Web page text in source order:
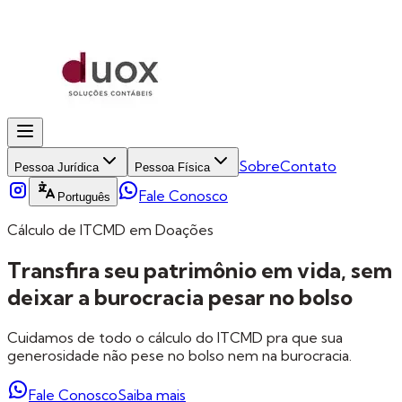
Pessoa Jurídica Pessoa Física SobreContato
Português
Fale Conosco
Cálculo de ITCMD em Doações
Transfira seu patrimônio em vida, sem
deixar a burocracia pesar no bolso
Cuidamos de todo o cálculo do ITCMD pra que sua
generosidade não pese no bolso nem na burocracia.
Fale ConoscoSaiba mais